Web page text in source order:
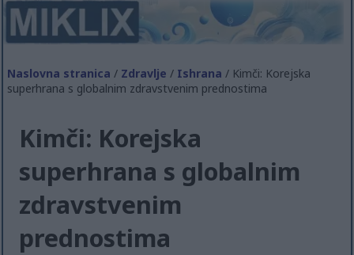
Naslovna stranica / Zdravlje / Ishrana / Kimči: Korejska
superhrana s globalnim zdravstvenim prednostima
Kimči: Korejska
superhrana s globalnim
zdravstvenim
prednostima